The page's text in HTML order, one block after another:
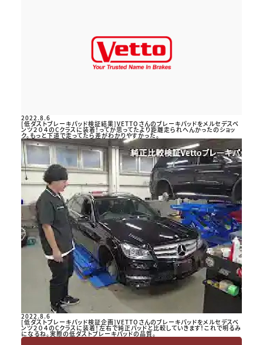
2022.8.6
[低ダストブレーキパッド検証結果]VETTOさんのブレーキパッドをメルセデスベ
ンツ２０４のCクラスに装着！ってか思ってたより距離走られへんかったのショッ
ク。もっと下道で走ってたら差がわかりやすかった。
2022.8.6
[低ダストブレーキパッド検証企画]VETTOさんのブレーキパッドをメルセデスベ
ンツ２０４のCクラスに装着！左右で純正パッドと比較していきます！これで明るみ
になるね。実際の低ダストブレーキパッドの品質。